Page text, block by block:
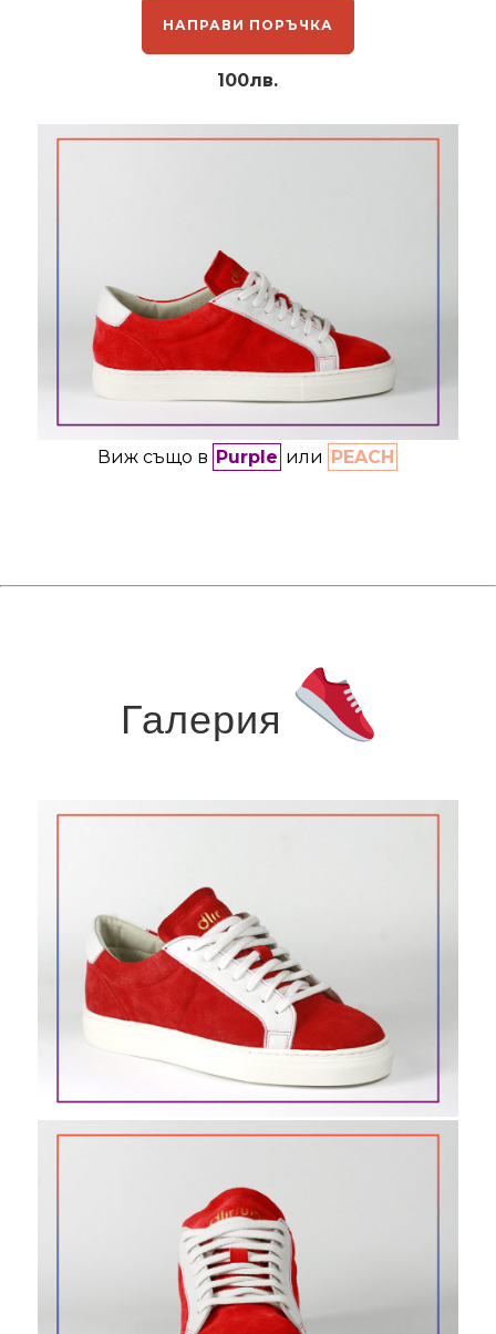
НАПРАВИ ПОРЪЧКА
100лв.
Виж също в Purple или PEACH
Галерия